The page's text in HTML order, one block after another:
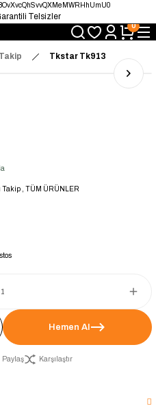
Telsizler
Teslimat
Merkezi
0
Tkstar Tk913
Takip
TÜM ÜRÜNLER
Hemen Al
Paylaş Karşılaştır